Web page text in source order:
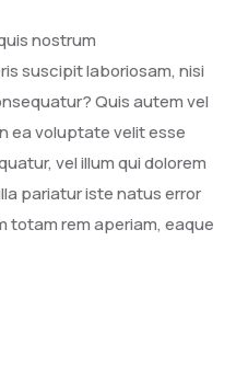
nostrum
suscipit laboriosam, nisi
Quis autem vel
ea voluptate velit esse
vel illum qui dolorem
pariatur iste natus error
rem aperiam, eaque